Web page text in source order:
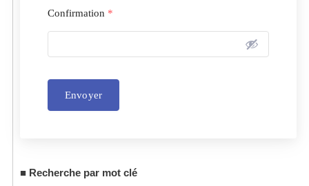
Confirmation *
Envoyer
Recherche par mot clé